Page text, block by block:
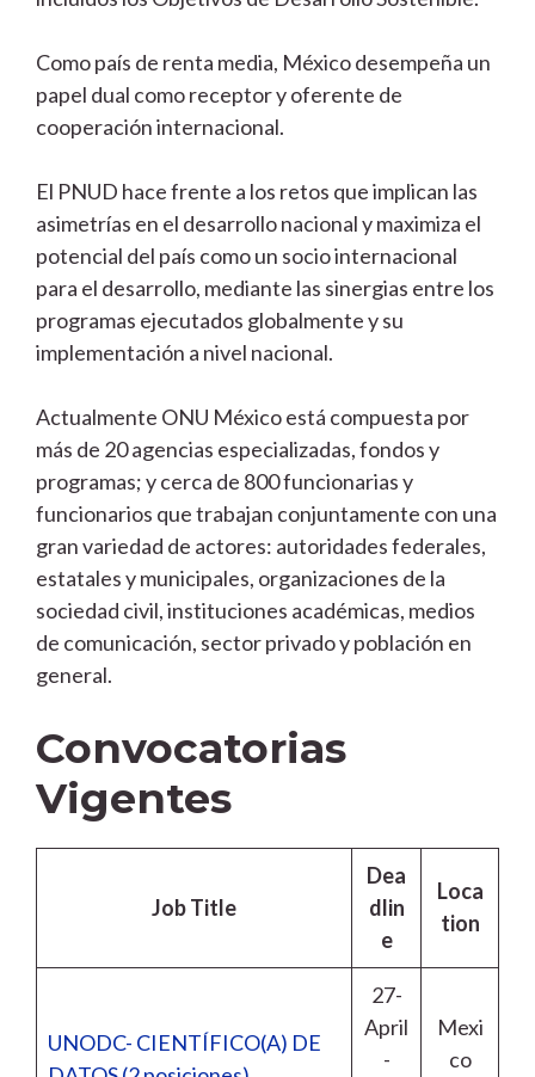
Como país de renta media, México desempeña un
papel dual como receptor y oferente de
cooperación internacional.
El PNUD hace frente a los retos que implican las
asimetrías en el desarrollo nacional y maximiza el
potencial del país como un socio internacional
para el desarrollo, mediante las sinergias entre los
programas ejecutados globalmente y su
implementación a nivel nacional.
Actualmente ONU México está compuesta por
más de 20 agencias especializadas, fondos y
programas; y cerca de 800 funcionarias y
funcionarios que trabajan conjuntamente con una
gran variedad de actores: autoridades federales,
estatales y municipales, organizaciones de la
sociedad civil, instituciones académicas, medios
de comunicación, sector privado y población en
general.
Convocatorias
Vigentes
Job Title
Dea
dlin
e
Loca
tion
UNODC- CIENTÍFICO(A) DE
27-
April
-
Mexi
co